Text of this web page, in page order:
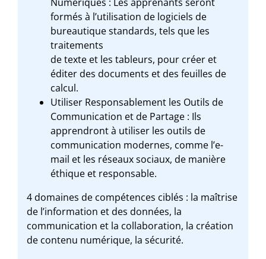
formés à l’utilisation de logiciels de
bureautique standards, tels que les
traitements
de texte et les tableurs, pour créer et
éditer des documents et des feuilles de
calcul.
Utiliser Responsablement les Outils de
Communication et de Partage : Ils
apprendront à utiliser les outils de
communication modernes, comme l’e-
mail et les réseaux sociaux, de manière
éthique et responsable.
4 domaines de compétences ciblés : la maîtrise
de l’information et des données, la
communication et la collaboration, la création
de contenu numérique, la sécurité.